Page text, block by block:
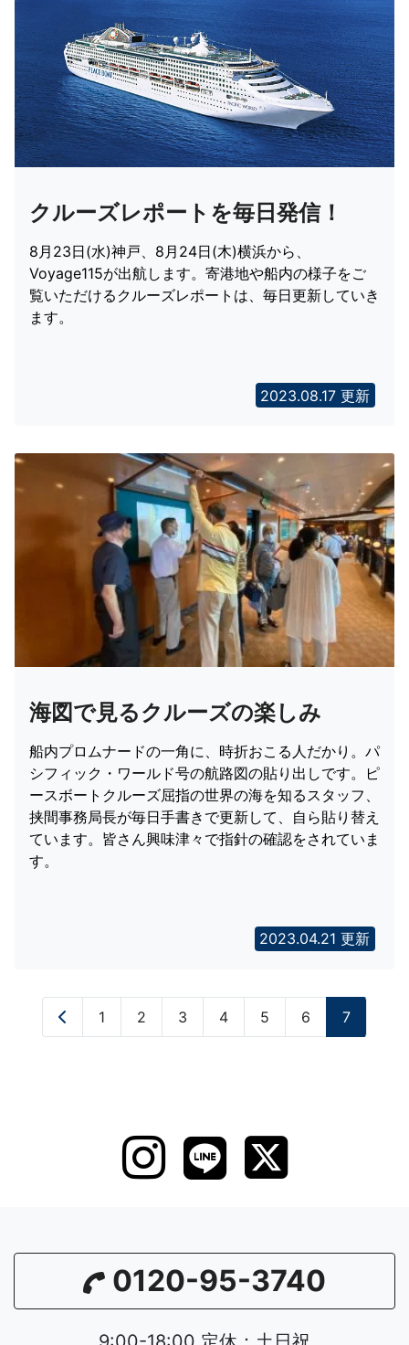
クルーズレポートを毎日発信！
8月23日(水)神戸、8月24日(木)横浜から、
Voyage115が出航します。寄港地や船内の様子をご
覧いただけるクルーズレポートは、毎日更新していき
ます。
2023.08.17 更新
海図で見るクルーズの楽しみ
船内プロムナードの一角に、時折おこる人だかり。パ
シフィック・ワールド号の航路図の貼り出しです。ピ
ースボートクルーズ屈指の世界の海を知るスタッフ、
挟間事務局長が毎日手書きで更新して、自ら貼り替え
ています。皆さん興味津々で指針の確認をされていま
す。
2023.04.21 更新
« 1 2 3 4 5 6 7
0120-95-3740